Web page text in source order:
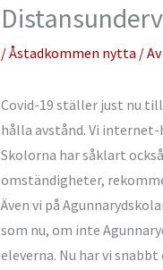
/Åstadkommen nytta / Av
Covid-19 ställer just nu
hålla avstånd. Vi
Skolorna har såklart
omständigheter,
Även vi på
som nu, om inte
eleverna. Nu har vi